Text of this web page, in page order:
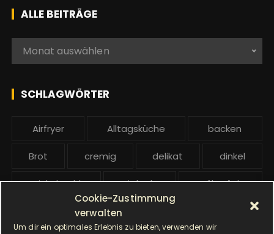
Cookie-Zustimmung
verwalten
Um dir ein optimales Erlebnis zu bieten, verwenden wir
h
e
n
c
:
ALLE BEITRÄGE
e
ä
Monat auswählen
SCHLAGWÖRTER
Airfryer Alltagsküche backen
Brot cremig delikat dinkel
Dinkelmehl Einfach Frühstück